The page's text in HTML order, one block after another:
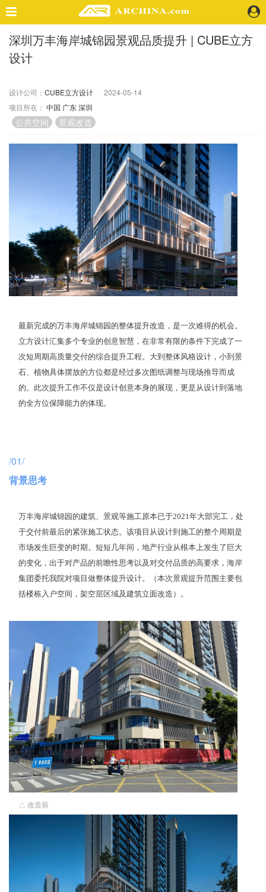
精选案例
建 筑
室 内
视 频
头条资讯
快速搜索
企业招聘
关于投稿
广告投放
关于我们
联系我们
深圳万丰海岸城锦园景观品质提升 | CUBE立方
设计
设计公司： CUBE立方设计
2024-05-14
项目所在： 中国 广东深圳
公共空间 景观改造
最新完成的万丰海岸城锦园的整体提升改造，是一次难得的机会。
立方设计汇集多个专业的创意智慧，在非常有限的条件下完成了一
次短周期高质量交付的综合提升工程。大到整体风格设计，小到景
石、植物具体摆放的方位都是经过多次图纸调整与现场推导而成
的。此次提升工作不仅是设计创意本身的展现，更是从设计到落地
的全方位保障能力的体现。
/01/
背景思考
万丰海岸城锦园的建筑、景观等施工原本已于2021年大部完工，处
于交付前最后的紧张施工状态。该项目从设计到施工的整个周期是
市场发生巨变的时期。短短几年间，地产行业从根本上发生了巨大
的变化，出于对产品的前瞻性思考以及对交付品质的高要求，海岸
集团委托我院对项目做整体提升设计。（本次景观提升范围主要包
括楼栋入户空间，架空层区域及建筑立面改造）。
△ 改造前